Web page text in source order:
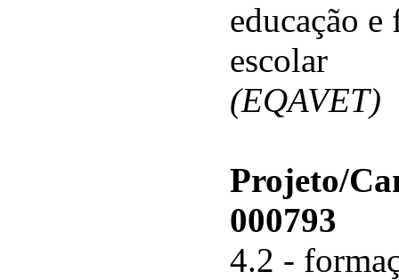
educação e
escolar
(EQAVET)
Projeto/
000793
4.2 -